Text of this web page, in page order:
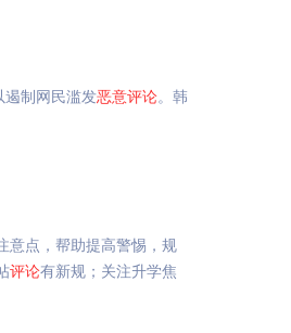
制网民滥发恶意评论。韩
意点，帮助提高警惕，规
评论有新规；关注升学焦